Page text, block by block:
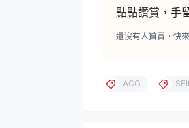
點點讚賞，手
還沒有人贊賞，快
ACG